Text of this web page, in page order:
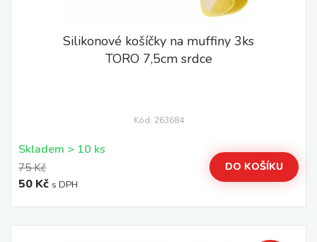
Silikonové košíčky na muffiny 3ks
TORO 7,5cm srdce
Kód: 263684
Skladem > 10 ks
75 Kč
50 Kč s DPH
DO KOŠÍKU